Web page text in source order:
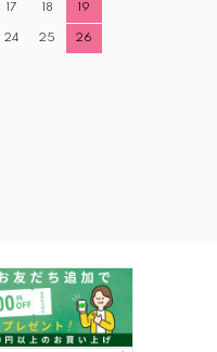
17 18 19
24 25 26